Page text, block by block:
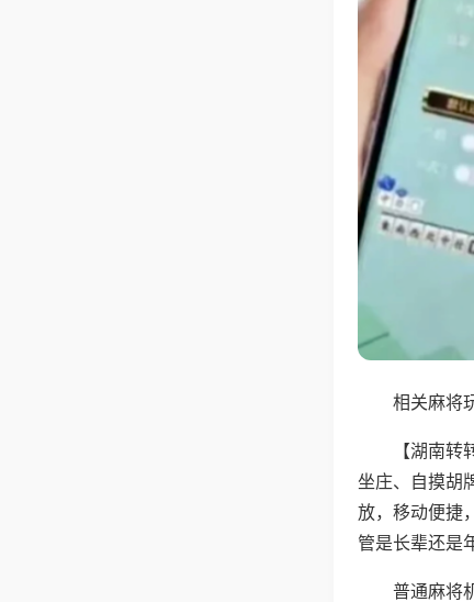
相关麻将
【湖南
坐庄、自摸胡
放，移动便捷
管是长辈还是
普通麻将